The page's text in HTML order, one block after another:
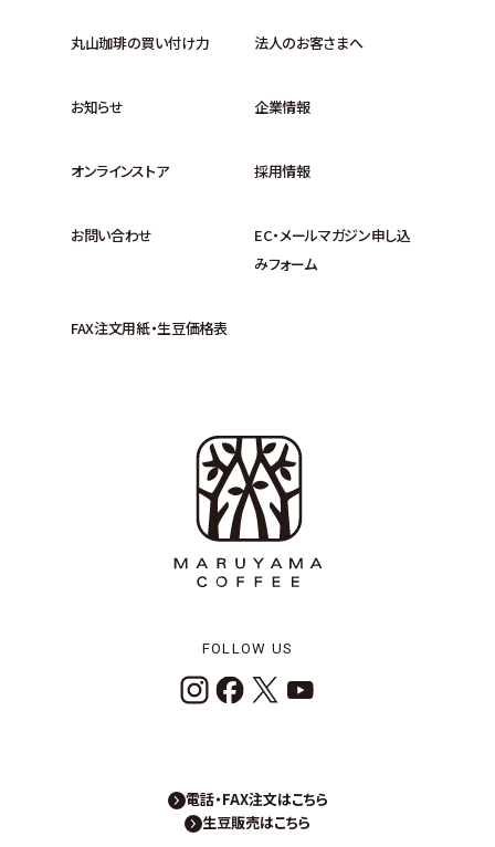
丸山珈琲の買い付け力 法人のお客さまへ
お知らせ 企業情報
オンラインストア 採用情報
お問い合わせ
EC・メールマガジン申し込
みフォーム
FAX注文用紙・生豆価格表
FOLLOW US
電話・FAX注文はこちら
生豆販売はこちら